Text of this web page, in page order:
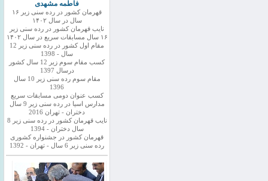
فاطمه مشهدی
قهرمان کشور در رده سنی زیر ۱۶
سال در سال ۱۴۰۲
نایب قهرمان کشور در رده سنی زیر
۱۶ سال مسابقات سریع در سال ۱۴۰۲
مقام اول کشور در رده سنی زیر 12
سال - 1398
کسب مقام سوم زیر 12 سال کشور
درسال 1397
مقام سوم رده سنی زیر 10 سال
1396
کسب عنوان دومی مسابقات سریع
مدارس اسیا در رده سنی زیر 9 سال
دختران - تهران 2016
نایب قهرمان کشور در رده سنی زیر 8
سال دختران - 1394
قهرمان کشور در جشنواره کشوری
رده سنی زیر 6 سال - تهران - 1392